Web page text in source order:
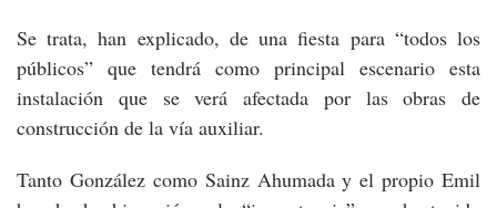
Se trata, han explicado, de una fiesta para “todos los
públicos” que tendrá como principal escenario esta
instalación que se verá afectada por las obras de
construcción de la vía auxiliar.
Tanto González como Sainz Ahumada y el propio Emil